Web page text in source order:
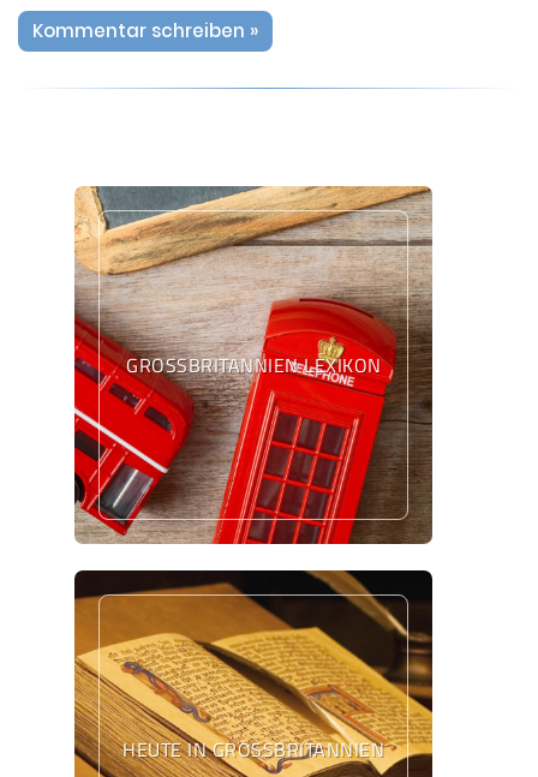
Kommentar schreiben »
GROSSBRITANNIEN LEXIKON
HEUTE IN GROSSBRITANNIEN